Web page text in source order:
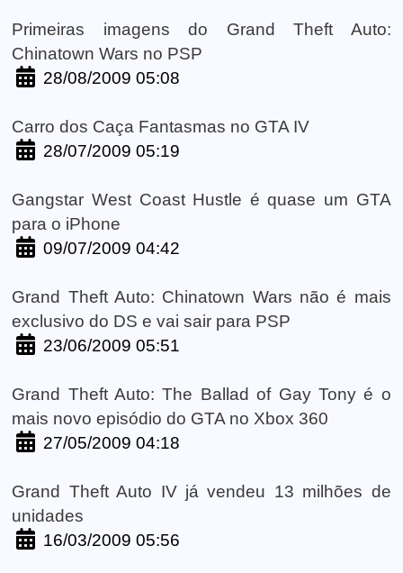
Primeiras imagens do Grand Theft Auto:
Chinatown Wars no PSP
28/08/2009 05:08
Carro dos Caça Fantasmas no GTA IV
28/07/2009 05:19
Gangstar West Coast Hustle é quase um GTA
para o iPhone
09/07/2009 04:42
Grand Theft Auto: Chinatown Wars não é mais
exclusivo do DS e vai sair para PSP
23/06/2009 05:51
Grand Theft Auto: The Ballad of Gay Tony é o
mais novo episódio do GTA no Xbox 360
27/05/2009 04:18
Grand Theft Auto IV já vendeu 13 milhões de
unidades
16/03/2009 05:56